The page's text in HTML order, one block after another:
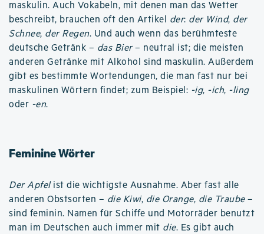
maskulin. Auch Vokabeln, mit denen man das Wetter
beschreibt, brauchen oft den Artikel der: der Wind, der
Schnee, der Regen. Und auch wenn das berühmteste
deutsche Getränk – das Bier– neutral ist; die meisten
anderen Getränke mit Alkohol sind maskulin. Außerdem
gibt es bestimmte Wortendungen, die man fast nur bei
maskulinen Wörtern findet; zum Beispiel: -ig, -ich, -ling
oder -en.
Feminine Wörter
Der Apfelist die wichtigste Ausnahme. Aber fast alle
anderen Obstsorten – die Kiwi, die Orange, die Traube–
sind feminin. Namen für Schiffe und Motorräder benutzt
man im Deutschen auch immer mit die. Es gibt auch